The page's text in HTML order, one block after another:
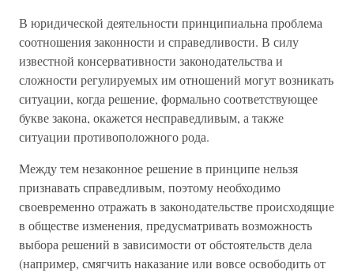
В юридической деятельности принципиальна проблема
соотношения законности и справедливости. В силу
известной консервативности законодательства и
сложности регулируемых им отношений могут возникать
ситуации, когда решение, формально соответствующее
букве закона, окажется несправедливым, а также
ситуации противоположного рода.
Между тем незаконное решение в принципе нельзя
признавать справедливым, поэтому необходимо
своевременно отражать в законодательстве происходящие
в обществе изменения, предусматривать возможность
выбора решений в зависимости от обстоятельств дела
(например, смягчить наказание или вовсе освободить от